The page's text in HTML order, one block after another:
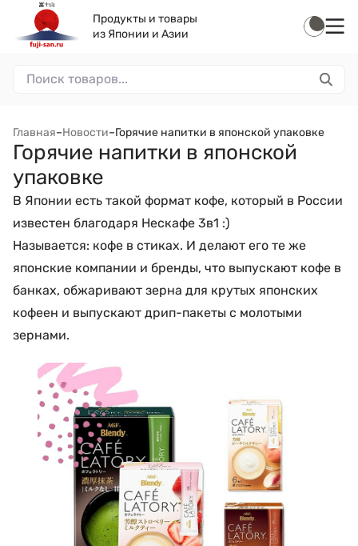
Продукты и товары
из Японии и Азии
Главная–Новости–Горячие напитки в японской упаковке
Горячие напитки в японской
упаковке
В Японии есть такой формат кофе, который в России
известен благодаря Нескафе 3в1 :)
Называется: кофе в стиках. И делают его те же
японские компании и бренды, что выпускают кофе в
банках, обжаривают зерна для крутых японских
кофеен и выпускают дрип-пакеты с молотыми
зернами.